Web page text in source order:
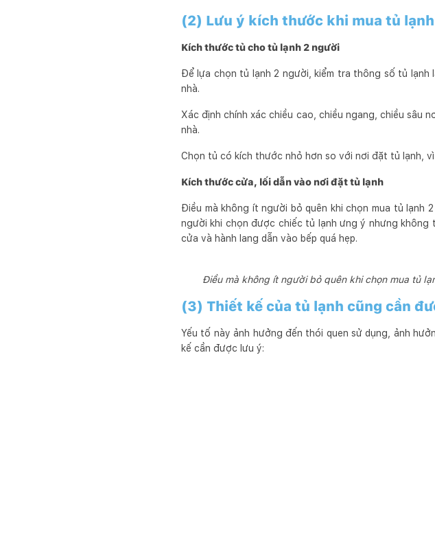
(2) Lưu ý kích thước khi mua tủ
Kích thước tủ cho tủ lạnh 2 người
Để lựa chọn tủ lạnh 2 người, kiểm tra thông số tủ
nhà.
Xác định chính xác chiều cao, chiều ngang, chiều sâu
nhà.
Chọn tủ có kích thước nhỏ hơn so với nơi đặt tủ lạnh,
Kích thước cửa, lối dẫn vào nơi đặt tủ lạnh
Điều mà không ít người bỏ quên khi chọn mua tủ lạnh
người khi chọn được chiếc tủ lạnh ưng ý nhưng
cửa và hành lang dẫn vào bếp quá hẹp.
Điều mà không ít người bỏ quên khi chọn mua tủ
(3) Thiết kế của tủ lạnh cũng cần
Yếu tố này ảnh hưởng đến thói quen sử dụng, ảnh
kế cần được lưu ý: